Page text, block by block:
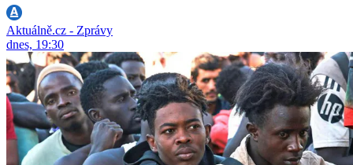
Aktuálně.cz - Zprávy
dnes, 19:30